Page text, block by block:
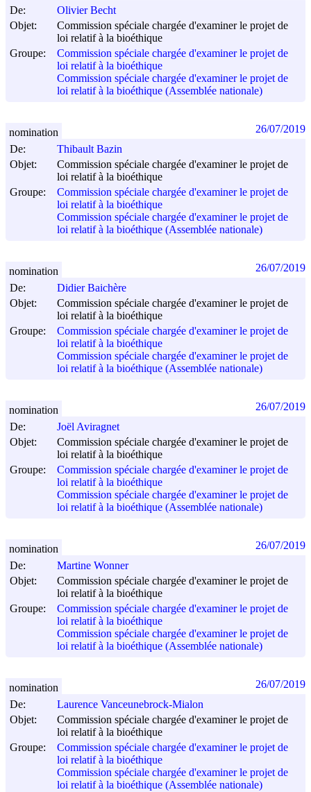
De:
Olivier Becht
Objet:
Commission spéciale chargée d'examiner le projet de
loi relatif à la bioéthique
Groupe:
Commission spéciale chargée d'examiner le projet de
loi relatif à la bioéthique
Commission spéciale chargée d'examiner le projet de
loi relatif à la bioéthique (Assemblée nationale)
De:
Thibault Bazin
Objet:
Commission spéciale chargée d'examiner le projet de
loi relatif à la bioéthique
Groupe:
Commission spéciale chargée d'examiner le projet de
loi relatif à la bioéthique
Commission spéciale chargée d'examiner le projet de
loi relatif à la bioéthique (Assemblée nationale)
nomination 26/07/2019
De:
Didier Baichère
Objet:
Commission spéciale chargée d'examiner le projet de
loi relatif à la bioéthique
Groupe:
Commission spéciale chargée d'examiner le projet de
loi relatif à la bioéthique
Commission spéciale chargée d'examiner le projet de
loi relatif à la bioéthique (Assemblée nationale)
nomination 26/07/2019
De:
Joël Aviragnet
Objet:
Commission spéciale chargée d'examiner le projet de
loi relatif à la bioéthique
Groupe:
Commission spéciale chargée d'examiner le projet de
loi relatif à la bioéthique
Commission spéciale chargée d'examiner le projet de
loi relatif à la bioéthique (Assemblée nationale)
nomination 26/07/2019
De:
Martine Wonner
Objet:
Commission spéciale chargée d'examiner le projet de
loi relatif à la bioéthique
Groupe:
Commission spéciale chargée d'examiner le projet de
loi relatif à la bioéthique
Commission spéciale chargée d'examiner le projet de
loi relatif à la bioéthique (Assemblée nationale)
nomination 26/07/2019
De:
Laurence Vanceunebrock-Mialon
Objet:
Commission spéciale chargée d'examiner le projet de
loi relatif à la bioéthique
Groupe:
Commission spéciale chargée d'examiner le projet de
loi relatif à la bioéthique
Commission spéciale chargée d'examiner le projet de
loi relatif à la bioéthique (Assemblée nationale)
nomination 26/07/2019